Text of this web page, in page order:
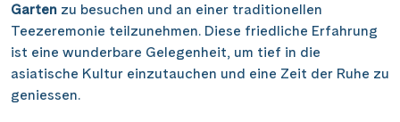
Garten zu besuchen und an einer traditionellen
Teezeremonie teilzunehmen. Diese friedliche Erfahrung
ist eine wunderbare Gelegenheit, um tief in die
asiatische Kultur einzutauchen und eine Zeit der Ruhe zu
geniessen.
Reisethema
Alle Sehenswürdigkeiten